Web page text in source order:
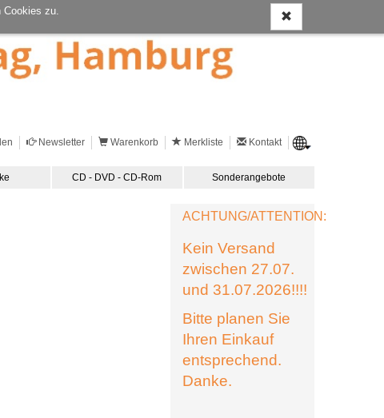
Cookies zu.
Newsletter Warenkorb Merkliste Kontakt
CD - DVD - CD-Rom Sonderangebote
ACHTUNG/ATTENTION:
Kein Versand
zwischen 27.07.
und 31.07.2026!!!!
Bitte planen Sie
Ihren Einkauf
entsprechend.
Danke.